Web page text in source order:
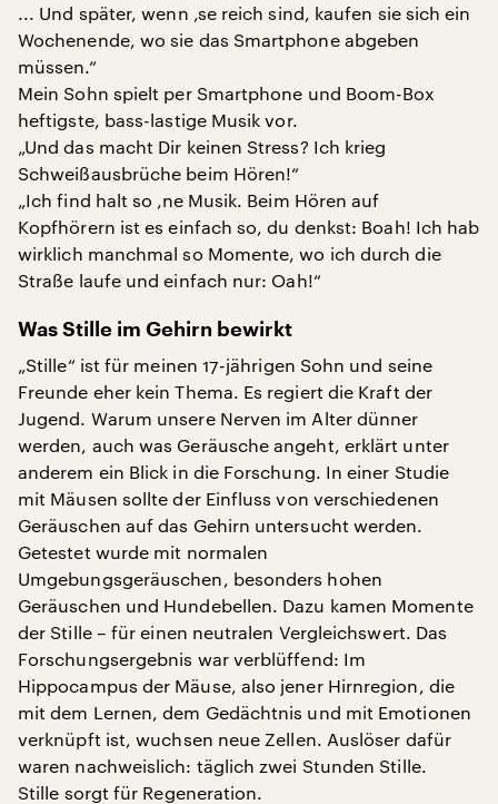
... Und später, wenn ‚se reich sind, kaufen sie sich ein
Wochenende, wo sie das Smartphone abgeben
müssen.“
Mein Sohn spielt per Smartphone und Boom-Box
heftigste, bass-lastige Musik vor.
„Und das macht Dir keinen Stress? Ich krieg
Schweißausbrüche beim Hören!“
„Ich find halt so ‚ne Musik. Beim Hören auf
Kopfhörern ist es einfach so, du denkst: Boah! Ich hab
wirklich manchmal so Momente, wo ich durch die
Straße laufe und einfach nur: Oah!“
Was Stille im Gehirn bewirkt
„Stille“ ist für meinen 17-jährigen Sohn und seine
Freunde eher kein Thema. Es regiert die Kraft der
Jugend. Warum unsere Nerven im Alter dünner
werden, auch was Geräusche angeht, erklärt unter
anderem ein Blick in die Forschung. In einer Studie
mit Mäusen sollte der Einfluss von verschiedenen
Geräuschen auf das Gehirn untersucht werden.
Getestet wurde mit normalen
Umgebungsgeräuschen, besonders hohen
Geräuschen und Hundebellen. Dazu kamen Momente
der Stille – für einen neutralen Vergleichswert. Das
Forschungsergebnis war verblüffend: Im
Hippocampus der Mäuse, also jener Hirnregion, die
mit dem Lernen, dem Gedächtnis und mit Emotionen
verknüpft ist, wuchsen neue Zellen. Auslöser dafür
waren nachweislich: täglich zwei Stunden Stille.
Stille sorgt für Regeneration.